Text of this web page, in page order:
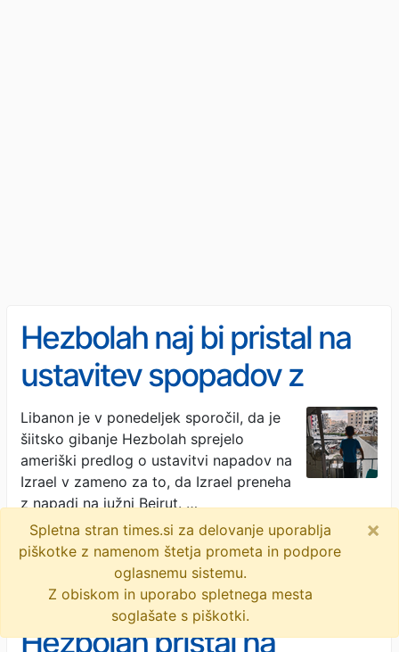
Hezbolah naj bi pristal na
ustavitev spopadov z
Izraelom, ti se kljub temu
nadaljujejo
Libanon je v ponedeljek sporočil, da je
šiitsko gibanje Hezbolah sprejelo
ameriški predlog o ustavitvi napadov na
Izrael v zameno za to, da Izrael preneha
z napadi na južni Bejrut. …
RTV Slovenija · 2M
izrael premirje
Hezbolah pristal na
Spletna stran times.si za delovanje uporablja
piškotke z namenom štetja prometa in podpore
oglasnemu sistemu.
Z obiskom in uporabo spletnega mesta
soglašate s piškotki.
×